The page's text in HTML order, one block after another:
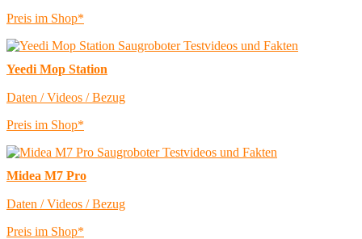
Preis im Shop*
Yeedi Mop Station
Daten / Videos / Bezug
Preis im Shop*
Midea M7 Pro
Daten / Videos / Bezug
Preis im Shop*